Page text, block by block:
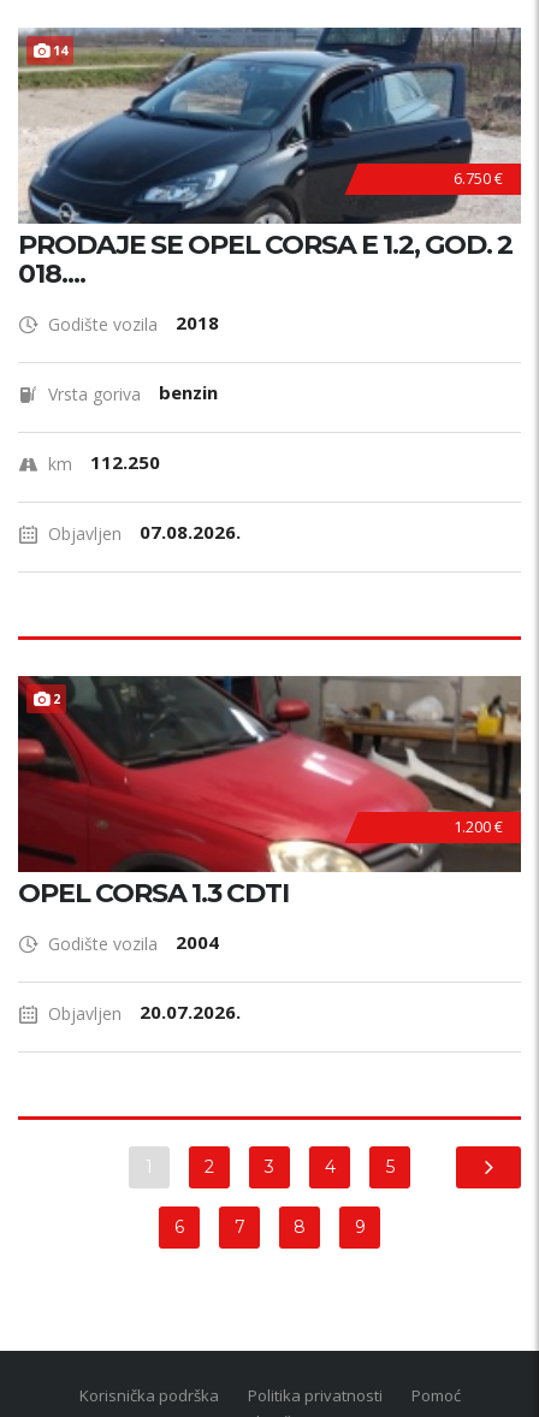
14
6.750 €
PRODAJE SE OPEL CORSA E 1.2, GOD. 2
018....
Godište vozila 2018
Vrsta goriva benzin
km 112.250
Objavljen 07.08.2026.
2
1.200 €
OPEL CORSA 1.3 CDTI
Godište vozila 2004
Objavljen 20.07.2026.
1 2 3 4 5
6 7 8 9
Korisnička podrška Politika privatnosti
Pomoć